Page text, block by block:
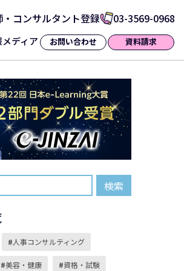
・コンサルタント登録 03-3569-0968
ディア お問い合わせ 資料請求
検索
人事コンサルティング
美容・健康 資格・試験